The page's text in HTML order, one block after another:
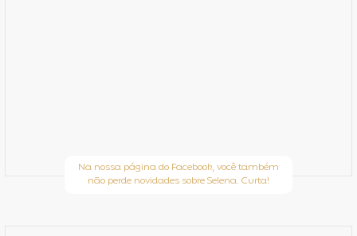
Na nossa página do Facebook, você também
não perde novidades sobre Selena. Curta!